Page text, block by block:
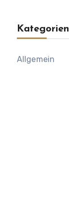
Kategorien
Allgemein